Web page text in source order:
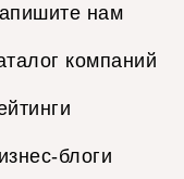
нам
компаний
блоги